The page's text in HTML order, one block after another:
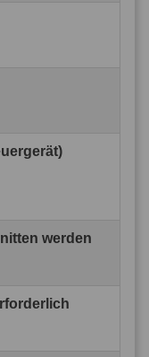
werden